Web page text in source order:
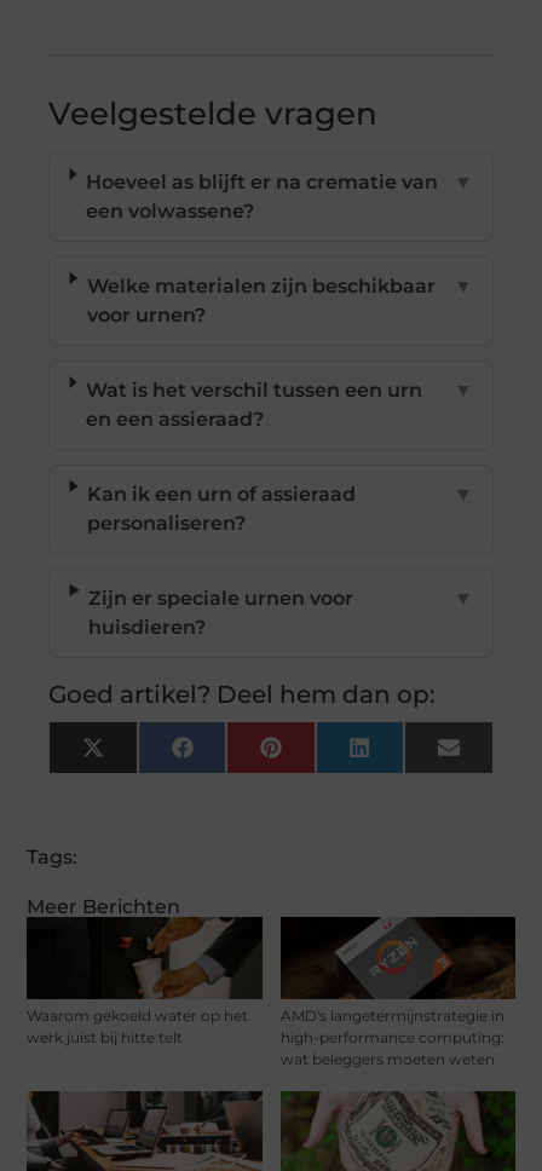
Meer Berichten
Waarom gekoeld water op het
werk juist bij hitte telt
AMD's langetermijnstrategie in
high-performance computing:
wat beleggers moeten weten
Veelgestelde vragen
Hoeveel as blijft er na crematie van
een volwassene?
▼
Welke materialen zijn beschikbaar
voor urnen?
▼
Wat is het verschil tussen een urn
en een assieraad?
▼
Kan ik een urn of assieraad
personaliseren?
▼
Zijn er speciale urnen voor
huisdieren?
▼
Goed artikel? Deel hem dan op:
X
(Twitter)
FacebookPinterestLinkedInEmail
Tags: